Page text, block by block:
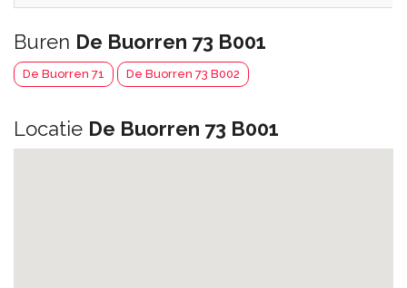
Buren De Buorren 73 B001
De Buorren 71 De Buorren 73 B002
Locatie De Buorren 73 B001